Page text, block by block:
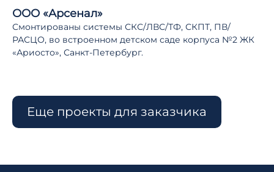
ООО «Арсенал»
Смонтированы системы СКС/ЛВС/ТФ, СКПТ, ПВ/
РАСЦО, во встроенном детском саде корпуса №2 ЖК
«Ариосто», Санкт-Петербург.
Еще проекты для заказчика